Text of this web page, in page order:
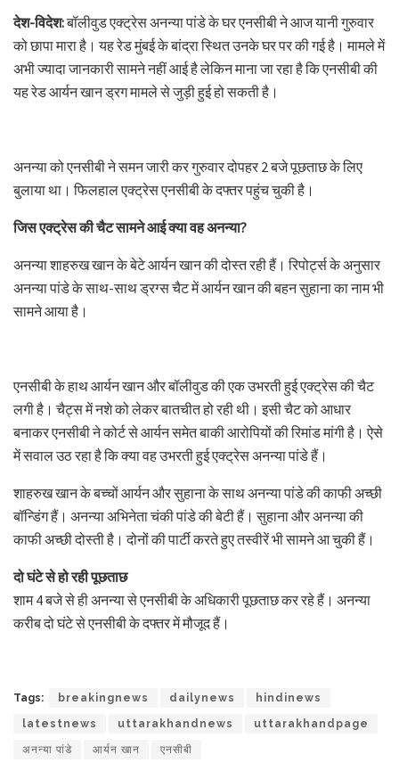
देश-विदेश:बॉलीवुड एक्ट्रेस अनन्या पांडे के घर एनसीबी ने आज यानी गुरुवार
को छापा मारा है। यह रेड मुंबई के बांद्रा स्थित उनके घर पर की गई है। मामले में
अभी ज्यादा जानकारी सामने नहीं आई है लेकिन माना जा रहा है कि एनसीबी की
यह रेड आर्यन खान ड्रग मामले से जुड़ी हुई हो सकती है।
अनन्या को एनसीबी ने समन जारी कर गुरुवार दोपहर 2 बजे पूछताछ के लिए
बुलाया था। फिलहाल एक्ट्रेस एनसीबी के दफ्तर पहुंच चुकी है।
जिस एक्ट्रेस की चैट सामने आई क्या वह अनन्या?
अनन्या शाहरुख खान के बेटे आर्यन खान की दोस्त रही हैं। रिपोर्ट्स के अनुसार
अनन्या पांडे के साथ-साथ ड्रग्स चैट में आर्यन खान की बहन सुहाना का नाम भी
सामने आया है।
एनसीबी के हाथ आर्यन खान और बॉलीवुड की एक उभरती हुई एक्ट्रेस की चैट
लगी है। चैट्स में नशे को लेकर बातचीत हो रही थी। इसी चैट को आधार
बनाकर एनसीबी ने कोर्ट से आर्यन समेत बाकी आरोपियों की रिमांड मांगी है। ऐसे
में सवाल उठ रहा है कि क्या वह उभरती हुई एक्ट्रेस अनन्या पांडे हैं।
शाहरुख खान के बच्चों आर्यन और सुहाना के साथ अनन्या पांडे की काफी अच्छी
बॉन्डिंग हैं। अनन्या अभिनेता चंकी पांडे की बेटी हैं। सुहाना और अनन्या की
काफी अच्छी दोस्ती है। दोनों की पार्टी करते हुए तस्वीरें भी सामने आ चुकी हैं।
दो घंटे से हो रही पूछताछ
शाम 4 बजे से ही अनन्या से एनसीबी के अधिकारी पूछताछ कर रहे हैं। अनन्या
करीब दो घंटे से एनसीबी के दफ्तर में मौजूद हैं।
Tags: breakingnews dailynews hindinews
latestnews uttarakhandnews uttarakhandpage
अनन्या पांडे आर्यन खान एनसीबी